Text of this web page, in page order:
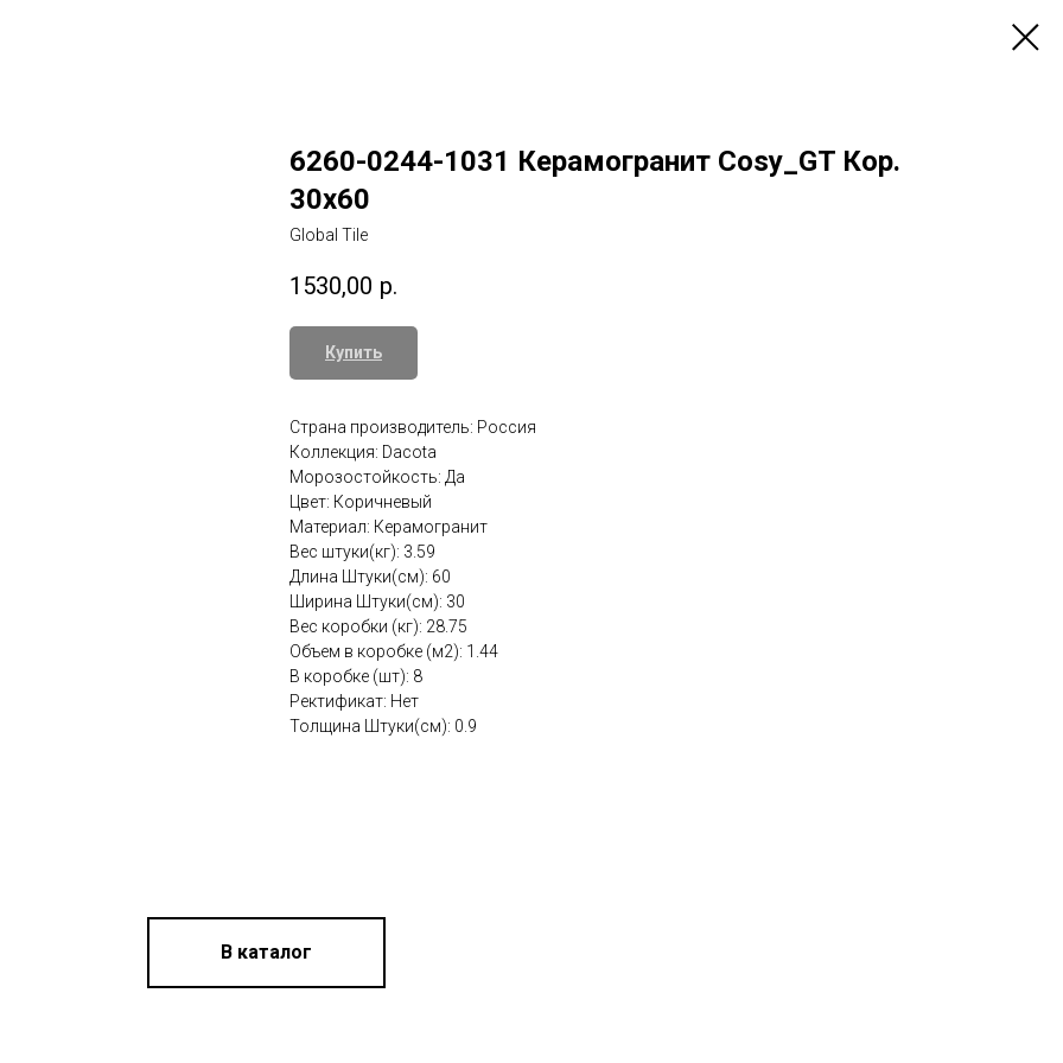
6260-0244-1031 Керамогранит Cosy_GT Кор.
30x60
Global Tile
1530,00 р.
Купить
Страна производитель: Россия
Коллекция: Dacota
Морозостойкость: Да
Цвет: Коричневый
Материал: Керамогранит
Вес штуки(кг): 3.59
Длина Штуки(см): 60
Ширина Штуки(см): 30
Вес коробки (кг): 28.75
Объем в коробке (м2): 1.44
В коробке (шт): 8
Ректификат: Нет
Толщина Штуки(см): 0.9
В каталог